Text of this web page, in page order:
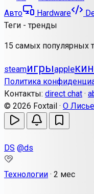
Авто
Hardware
Теги - тренды
15 самых популярных
steamигрыapple
Политика
Контакты: direct chat ·
© 2026 Foxtail · О
DS @ds
Технологии · 2 мес